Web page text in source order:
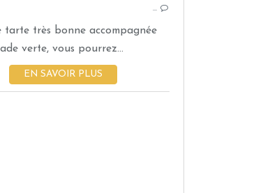
GRATIN
POITRINE FUMÉE
MOUTARDE
CONCENTRÉ NON SUCRÉ
…
tarte très bonne accompagnée
verte, vous pourrez...
EN SAVOIR PLUS